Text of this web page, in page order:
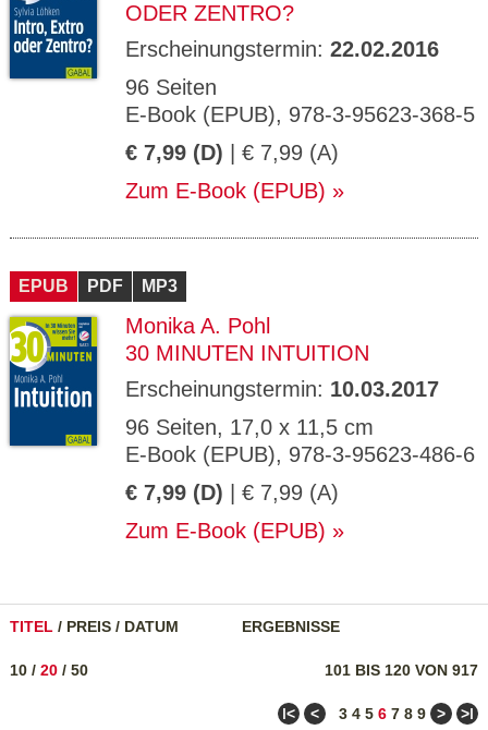
ODER ZENTRO?
Erscheinungstermin: 22.02.2016
96 Seiten
E-Book (EPUB), 978-3-95623-368-5
€ 7,99 (D) | € 7,99 (A)
Zum E-Book (EPUB)
EPUB PDF MP3
Monika A. Pohl
30 MINUTEN INTUITION
Erscheinungstermin: 10.03.2017
96 Seiten, 17,0 x 11,5 cm
E-Book (EPUB), 978-3-95623-486-6
€ 7,99 (D) | € 7,99 (A)
Zum E-Book (EPUB)
TITEL / PREIS / DATUM ERGEBNISSE
101 BIS 120 VON 917
10 / 20 / 50
ǀ< < 3 4 5 6 7 8 9 > >ǀ